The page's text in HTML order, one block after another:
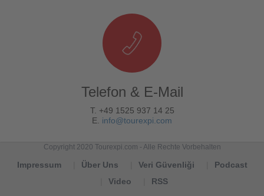
Telefon & E-Mail
T. +49 1525 937 14 25
E. info@tourexpi.com
Copyright 2020 Tourexpi.com - Alle Rechte Vorbehalten
Impressum Über Uns Veri Güvenliği
Podcast
Video
RSS